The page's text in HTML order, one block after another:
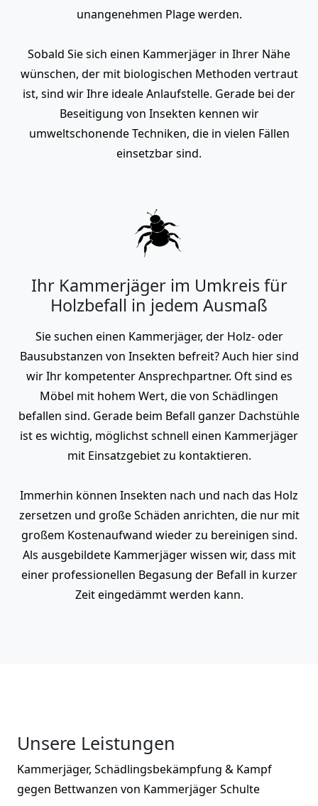
unangenehmen Plage werden.
Sobald Sie sich einen Kammerjäger in Ihrer Nähe
wünschen, der mit biologischen Methoden vertraut
ist, sind wir Ihre ideale Anlaufstelle. Gerade bei der
Beseitigung von Insekten kennen wir
umweltschonende Techniken, die in vielen Fällen
einsetzbar sind.
Ihr Kammerjäger im Umkreis für
Holzbefall in jedem Ausmaß
Sie suchen einen Kammerjäger, der Holz- oder
Bausubstanzen von Insekten befreit? Auch hier sind
wir Ihr kompetenter Ansprechpartner. Oft sind es
Möbel mit hohem Wert, die von Schädlingen
befallen sind. Gerade beim Befall ganzer Dachstühle
ist es wichtig, möglichst schnell einen Kammerjäger
mit Einsatzgebiet zu kontaktieren.
Immerhin können Insekten nach und nach das Holz
zersetzen und große Schäden anrichten, die nur mit
großem Kostenaufwand wieder zu bereinigen sind.
Als ausgebildete Kammerjäger wissen wir, dass mit
einer professionellen Begasung der Befall in kurzer
Zeit eingedämmt werden kann.
Unsere Leistungen
Kammerjäger, Schädlingsbekämpfung & Kampf
gegen Bettwanzen von Kammerjäger Schulte